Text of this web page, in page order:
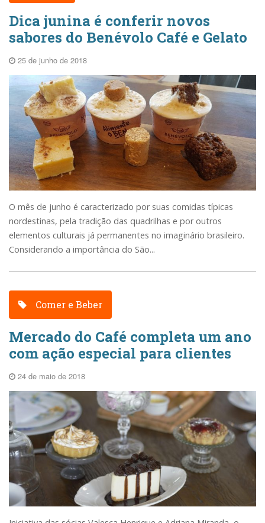
Dica junina é conferir novos
sabores do Benévolo Café e Gelato
25 de junho de 2018
O mês de junho é caracterizado por suas comidas típicas
nordestinas, pela tradição das quadrilhas e por outros
elementos culturais já permanentes no imaginário brasileiro.
Considerando a importância do São...
Comer e Beber
Mercado do Café completa um ano
com ação especial para clientes
24 de maio de 2018